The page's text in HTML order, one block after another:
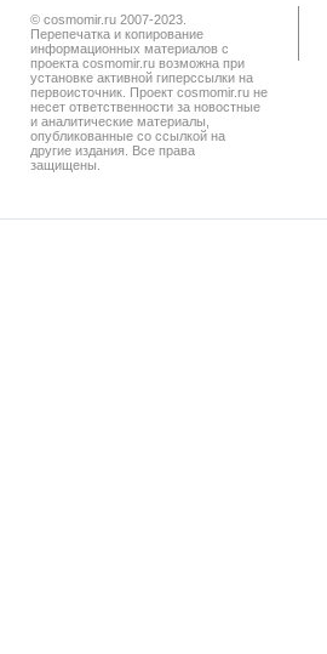
© cosmomir.ru 2007-2023.
Перепечатка и копирование
информационных материалов с
проекта cosmomir.ru возможна при
установке активной гиперссылки на
первоисточник. Проект cosmomir.ru не
несет ответственности за новостные
и аналитические материалы,
опубликованные со ссылкой на
другие издания. Все права
защищены.